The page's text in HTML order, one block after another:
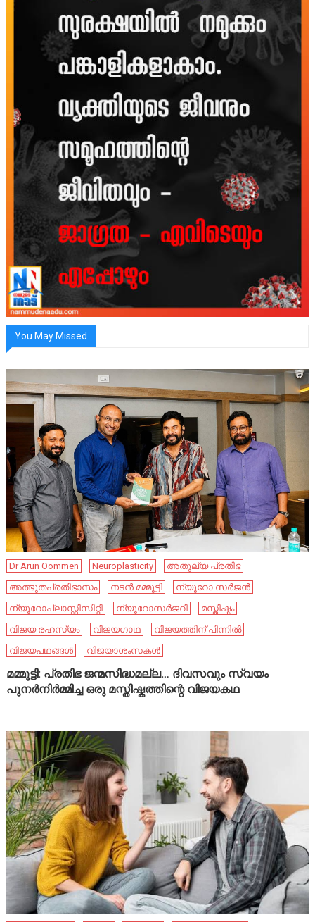
You May Missed
Dr Arun Oommen Neuroplasticity
അതുല്യ പ്രതിഭ
അത്ഭുതപ്രതിഭാസം
നടൻ മമ്മൂട്ടി
ന്യൂറോ സർജൻ
ന്യൂറോപ്ലാസ്റ്റിസിറ്റി
ന്യൂറോസർജറി
മസ്തിഷ്കം
വിജയ രഹസ്യം
വിജയഗാഥ
വിജയത്തിന് പിന്നിൽ
വിജയപഥങ്ങൾ
വിജയാശംസകൾ
മമ്മൂട്ടി: പ്രതിഭ ജന്മസിദ്ധമല്ല… ദിവസവും സ്വയം
പുനർനിർമ്മിച്ച ഒരു മസ്തിഷ്കത്തിന്റെ വിജയകഥ